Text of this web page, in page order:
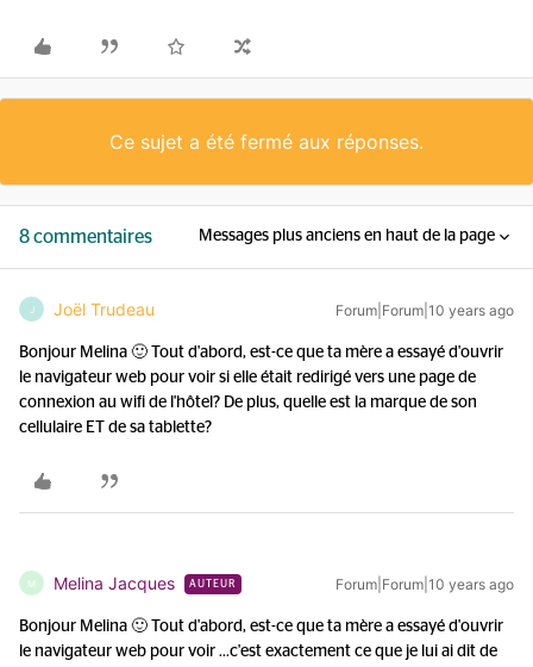
Ce sujet a été fermé aux réponses.
8 commentaires Messages plus anciens en haut de la page
J Joël Trudeau Forum|Forum|10 years ago
Bonjour Melina 🙂 Tout d'abord, est-ce que ta mère a essayé d'ouvrir
le navigateur web pour voir si elle était redirigé vers une page de
connexion au wifi de l'hôtel? De plus, quelle est la marque de son
cellulaire ET de sa tablette?
M Melina Jacques AUTEUR Forum|Forum|10 years ago
Bonjour Melina 🙂 Tout d'abord, est-ce que ta mère a essayé d'ouvrir
le navigateur web pour voir ...c'est exactement ce que je lui ai dit de